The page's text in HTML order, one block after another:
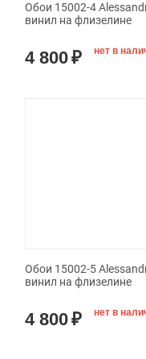
Обои 15002-4
винил на флизелине
4 800₽ нет в
Обои 15002-5
винил на флизелине
4 800₽ нет в